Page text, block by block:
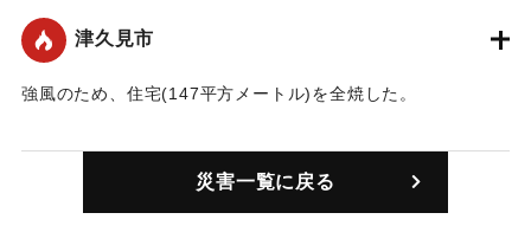
｜固有コード:01011001
津久見市
強風のため、住宅(147平方メートル)を全焼した。
｜固有コード:01011002
災害一覧に戻る